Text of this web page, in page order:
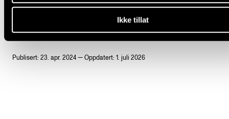
Ikke tillat
FOLKESANG
Publisert: 23. apr. 2024 — Oppdatert: 1. juli 2026